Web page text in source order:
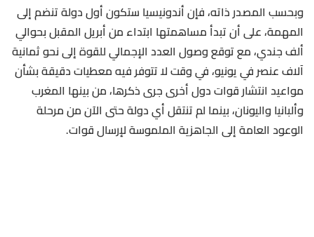
وبحسب المصدر ذاته، فإن أندونيسيا ستكون أول دولة تنضم إلى
المهمة، على أن تبدأ مساهمتها ابتداء من أبريل المقبل بحوالي
ألف جندي، مع توقع وصول العدد الإجمالي للقوة إلى نحو ثمانية
آلاف عنصر في يونيو، في وقت لا تتوفر فيه معطيات دقيقة بشأن
مواعيد انتشار قوات دول أخرى جرى ذكرها، من بينها المغرب
وألبانيا واليونان، بينما لم تنتقل أي دولة حتى الآن من مرحلة
الوعود العامة إلى الجاهزية الملموسة لإرسال قوات.